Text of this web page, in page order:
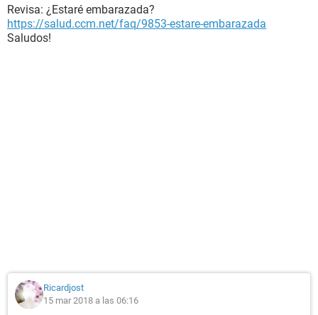
Revisa: ¿Estaré embarazada?
https://salud.ccm.net/faq/9853-estare-embarazada
Saludos!
Ricardjost
15 mar 2018 a las 06:16